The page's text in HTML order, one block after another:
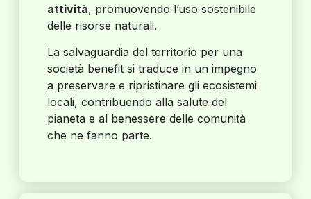
attività, promuovendo l’uso sostenibile
delle risorse naturali.
La salvaguardia del territorio per una
società benefit si traduce in un impegno
a preservare e ripristinare gli ecosistemi
locali, contribuendo alla salute del
pianeta e al benessere delle comunità
che ne fanno parte.